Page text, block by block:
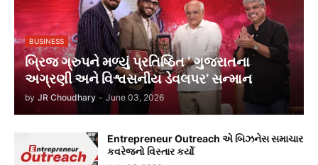
BUSINESS
બ્રિજ ગ્રુપને મળ્યું પ્રતિષ્ઠિત ‘ ગુજરાતના
અગ્રણી અને વિશ્વસનીય ડેવલપર’ સન્માન
by JR Choudhary - June 03, 2026
Entrepreneur Outreach એ બિઝનેસ સમાચાર
કવરેજનો વિસ્તાર કર્યો